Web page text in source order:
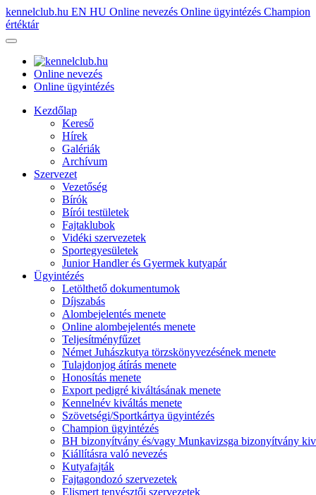
kennelclub.hu EN HU Online nevezés Online ügyintézés Champion
értéktár
Online nevezés
Online ügyintézés
Kezdőlap
Kereső
Hírek
Galériák
Archívum
Szervezet
Vezetőség
Bírók
Bírói testületek
Fajtaklubok
Vidéki szervezetek
Sportegyesületek
Junior Handler és Gyermek kutyapár
Ügyintézés
Letölthető dokumentumok
Díjszabás
Alombejelentés menete
Online alombejelentés menete
Teljesítményfűzet
Német Juhászkutya törzskönyvezésének menete
Tulajdonjog átírás menete
Honosítás menete
Export pedigré kiváltásának menete
Kennelnév kiváltás menete
Szövetségi/Sportkártya ügyintézés
Champion ügyintézés
BH bizonyítvány és/vagy Munkavizsga bizonyítvány
Kiállításra való nevezés
Kutyafajták
Fajtagondozó szervezetek
Elismert tenyésztői szervezetek